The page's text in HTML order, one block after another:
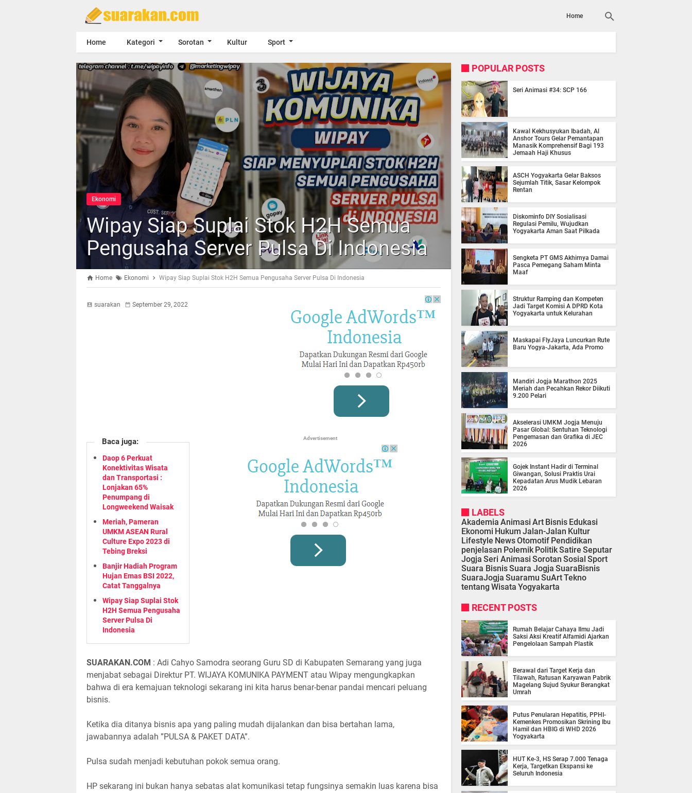
Home
Home Kategori Sorotan Kultur Sport
Ekonomi
Wipay Siap Suplai Stok H2H Semua
Pengusaha Server Pulsa Di Indonesia
Home Ekonomi Wipay Siap Suplai Stok H2H Semua Pengusaha Server Pulsa Di Indonesia
suarakan September 29, 2022
Advertisement
Baca juga:
Daop 6 Perkuat
Konektivitas Wisata
dan Transportasi :
Lonjakan 65%
Penumpang di
Longweekend Waisak
Meriah, Pameran
UMKM ASEAN Rural
Culture Expo 2023 di
Tebing Breksi
Banjir Hadiah Program
Hujan Emas BSI 2022,
Catat Tanggalnya
Wipay Siap Suplai Stok
H2H Semua Pengusaha
Server Pulsa Di
Indonesia
SUARAKAN.COM : Adi Cahyo Samodra seorang Guru SD di Kabupaten Semarang yang juga
menjabat sebagai Direktur PT. WIJAYA KOMUNIKA PAYMENT atau Wipay mengungkapkan
bahwa di era kemajuan teknologi sekarang ini kita harus benar-benar pandai mencari peluang
bisnis.
Ketika dia ditanya bisnis apa yang paling mudah dijalankan dan bisa bertahan lama,
jawabannya adalah ”PULSA & PAKET DATA”.
Pulsa sudah menjadi kebutuhan pokok semua orang.
HP sekarang ini bukan hanya sebatas alat komunikasi tetap fungsinya semakin luas karena bisa
POPULAR POSTS
Seri Animasi #34: SCP 166
Kawal Kekhusyukan Ibadah, Al
Anshor Tours Gelar Pemantapan
Manasik Komprehensif Bagi 193
Jemaah Haji Khusus
ASCH Yogyakarta Gelar Baksos
Sejumlah Titik, Sasar Kelompok
Rentan
Diskominfo DIY Sosialisasi
Regulasi Pemilu, Wujudkan
Yogyakarta Aman Saat Pilkada
Sengketa PT GMS Akhirnya Damai
Pasca Pemegang Saham Minta
Maaf
Struktur Ramping dan Kompeten
Jadi Target Komisi A DPRD Kota
Yogyakarta untuk Kelurahan
Maskapai FlyJaya Luncurkan Rute
Baru Yogya-Jakarta, Ada Promo
Mandiri Jogja Marathon 2025
Meriah dan Pecahkan Rekor Diikuti
9.200 Pelari
Akselerasi UMKM Jogja Menuju
Pasar Global: Sentuhan Teknologi
Pengemasan dan Grafika di JEC
2026
Gojek Instant Hadir di Terminal
Giwangan, Solusi Praktis Urai
Kepadatan Arus Mudik Lebaran
2026
LABELS
Akademia Animasi Art Bisnis Edukasi
Ekonomi Hukum Jalan-Jalan Kultur
Lifestyle NewsOtomotif Pendidikan
penjelasan Polemik PolitikSatire Seputar
Jogja Seri Animasi Sorotan Sosial Sport
Suara BisnisSuara Jogja SuaraBisnis
SuaraJogja Suaramu SuArtTekno
tentang Wisata Yogyakarta
RECENT POSTS
Rumah Belajar Cahaya Ilmu Jadi
Saksi Aksi Kreatif Alfamidi Ajarkan
Pengelolaan Sampah Plastik
Berawal dari Target Kerja dan
Tilawah, Ratusan Karyawan Pabrik
Magelang Sujud Syukur Berangkat
Umrah
Putus Penularan Hepatitis, PPHI-
Kemenkes Promosikan Skrining Ibu
Hamil dan HBIG di WHD 2026
Yogyakarta
HUT Ke-3, HS Serap 7.000 Tenaga
Kerja, Targetkan Ekspansi ke
Seluruh Indonesia